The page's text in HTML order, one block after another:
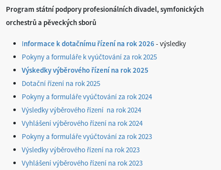
Program státní podpory profesionálních divadel, symfonických
orchestrů a pěveckých sborů
Informace k dotačnímu řízení na rok 2026 - výsledky
Pokyny a formuláře k vyúčtování za rok 2025
Výskedky výběrového řízení na rok 2025
Dotační řízení na rok 2025
Pokyny a formuláře vyúčtování za rok 2024
Výsledky výběrového řízení na rok 2024
Vyhlášení výběrového řízení na rok 2024
Pokyny a formuláře vyúčtování za rok 2023
Výsledky výběrového řízení na rok 2023
Vyhlášení výběrového řízení na rok 2023